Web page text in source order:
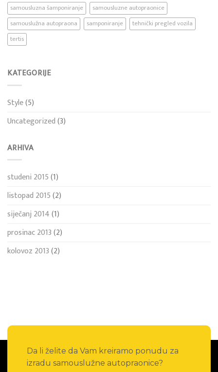
samousluzna šamponiranje
samousluzne autopraonice
samouslužna autopraona
samponiranje
tehnički pregled vozila
tertis
KATEGORIJE
Style(5)
Uncategorized(3)
ARHIVA
studeni 2015(1)
listopad 2015(2)
siječanj 2014(1)
prosinac 2013(2)
kolovoz 2013(2)
Da li želite da Vam kreiramo ponudu za
izradu samouslužne autopraonice?